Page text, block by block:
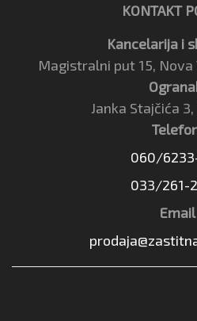
KONTAKT
Kancelarija i
Magistralni put 15, Nova
Janka Stajčića
060/
033/261-
Email